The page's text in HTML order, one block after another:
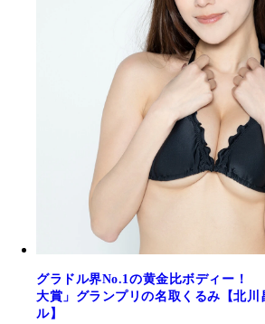
グラドル界No.1の黄金比ボディー！
大賞」グランプリの名取くるみ【北
ル】